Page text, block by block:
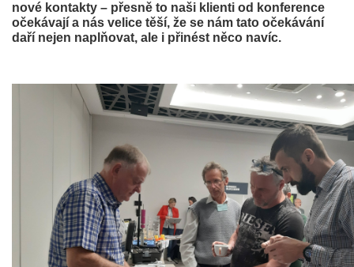
nové kontakty – přesně to naši klienti od konference
očekávají a nás velice těší, že se nám tato očekávání
daří nejen naplňovat, ale i přinést něco navíc.